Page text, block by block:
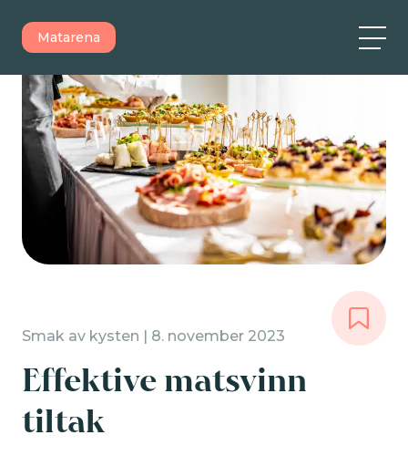
Matarena
Smak av kysten | 8. november 2023
Effektive matsvinn
tiltak